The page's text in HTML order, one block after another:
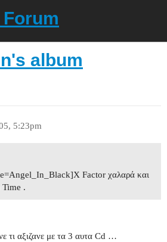
album
5:23pm
Factor χαλαρά και
Time .
τι αξιζανε με τα 3 αυτα Cd …